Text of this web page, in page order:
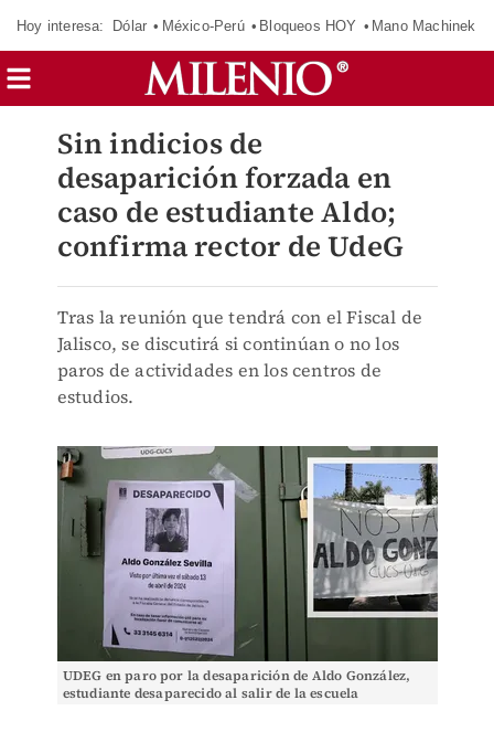
Hoy interesa: Dólar México-Perú Bloqueos HOY Mano Machinek
Sin indicios de
desaparición forzada en
caso de estudiante Aldo;
confirma rector de UdeG
Tras la reunión que tendrá con el Fiscal de
Jalisco, se discutirá si continúan o no los
paros de actividades en los centros de
estudios.
UDEG en paro por la desaparición de Aldo González,
estudiante desaparecido al salir de la escuela